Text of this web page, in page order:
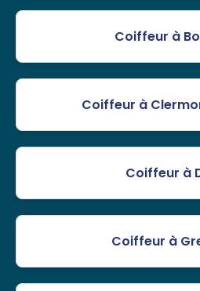
Coiffeur à
Coiffeur à
Coiffeur à
Coiffeur à